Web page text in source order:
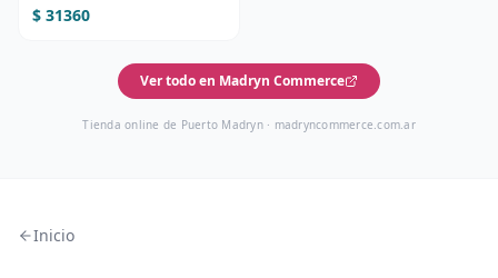
$ 31360
Ver todo en Madryn Commerce
Tienda online de Puerto Madryn · madryncommerce.com.ar
Inicio